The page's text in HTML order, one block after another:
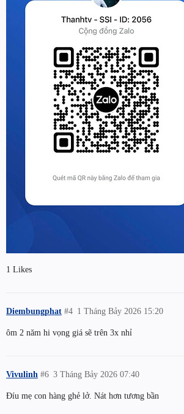
1 Likes
Diembungphat 1 Tháng Bảy 2026 15:20
#4
ôm 2 năm hi vọng giá sẽ trên 3x nhỉ
Vivulinh 3 Tháng Bảy 2026 07:40
#6
Đíu mẹ con hàng ghẻ lở. Nát hơn tương bần